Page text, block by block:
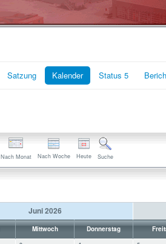
Satzung Kalender Status 5
Nach Monat Nach Woche Heute Suche
Juni 2026
Mittwoch Donnerstag